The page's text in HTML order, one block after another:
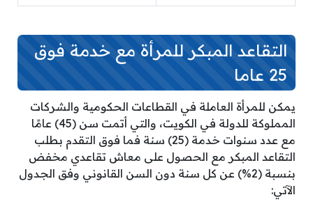
التقاعد المبكر للمرأة مع خدمة فوق
25 عاما
يمكن للمرأة العاملة في القطاعات الحكومية والشركات
المملوكة للدولة في الكويت، والتي أتمت سن (45) عامًا
مع عدد سنوات خدمة (25) سنة فما فوق التقدم بطلب
التقاعد المبكر مع الحصول على معاش تقاعدي مخفض
بنسبة (2%) عن كل سنة دون السن القانوني وفق الجدول
الآتي: